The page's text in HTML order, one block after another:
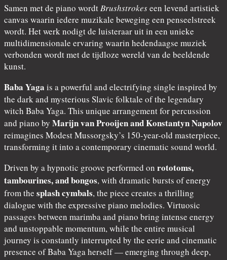
Samen met de piano wordtBrushstrokeseen levend artistiek
canvas waarin iedere muzikale beweging een penseelstreek
wordt. Het werk nodigt de luisteraar uit in een unieke
multidimensionale ervaring waarin hedendaagse muziek
verbonden wordt met de tijdloze wereld van de beeldende
kunst.
Baba Yaga is a powerful and electrifying single inspired by
the dark and mysterious Slavic folktale of the legendary
witch Baba Yaga. This unique arrangement for percussion
and piano by Marijn van Prooijen and Konstantyn Napolov
reimagines Modest Mussorgsky’s 150-year-old masterpiece,
transforming it into a contemporary cinematic sound world.
Driven by a hypnotic groove performed on rototoms,
tambourines, and bongos, with dramatic bursts of energy
from the splash cymbals, the piece creates a thrilling
dialogue with the expressive piano melodies. Virtuosic
passages between marimba and piano bring intense energy
and unstoppable momentum, while the entire musical
journey is constantly interrupted by the eerie and cinematic
presence of Baba Yaga herself — emerging through deep,